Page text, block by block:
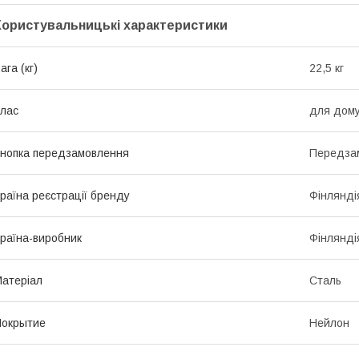
характеристики
(кг) 22,5 кг
для
передзамовлення
реєстрації бренду
виробник
Сталь
Нейлон